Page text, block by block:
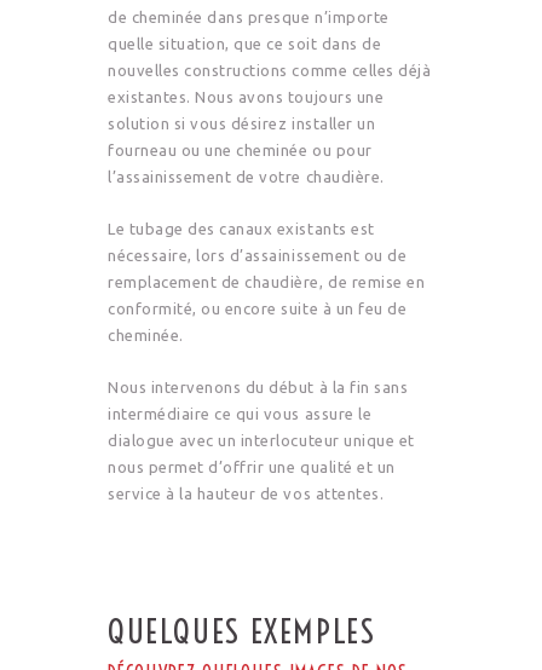
de cheminée dans presque n’importe
quelle situation, que ce soit dans de
nouvelles constructions comme celles déjà
existantes. Nous avons toujours une
solution si vous désirez installer un
fourneau ou une cheminée ou pour
l’assainissement de votre chaudière.
Le tubage des canaux existants est
nécessaire, lors d’assainissement ou de
remplacement de chaudière, de remise en
conformité, ou encore suite à un feu de
cheminée.
Nous intervenons du début à la fin sans
intermédiaire ce qui vous assure le
dialogue avec un interlocuteur unique et
nous permet d’offrir une qualité et un
service à la hauteur de vos attentes.
QUELQUES EXEMPLES